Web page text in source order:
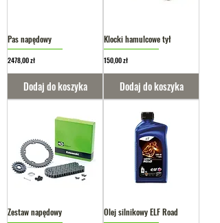
Pas napędowy
Cena
2478,00 zł
Dodaj do koszyka
Klocki hamulcowe tył
Cena
150,00 zł
Dodaj do koszyka
Zestaw napędowy Olej silnikowy ELF Road